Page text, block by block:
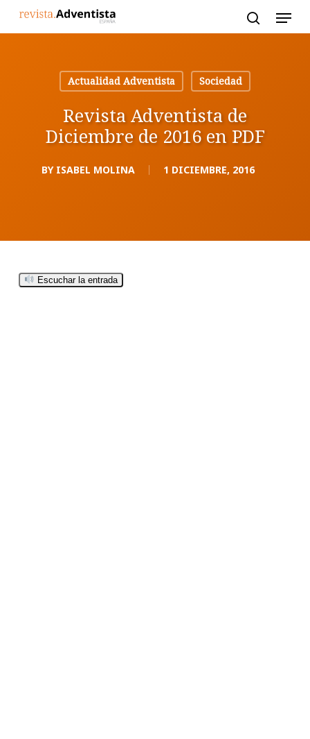
Actualidad Adventista
Sociedad
Revista Adventista de
Diciembre de 2016 en PDF
BY ISABEL MOLINA 1 DICIEMBRE, 2016
Escuchar la entrada